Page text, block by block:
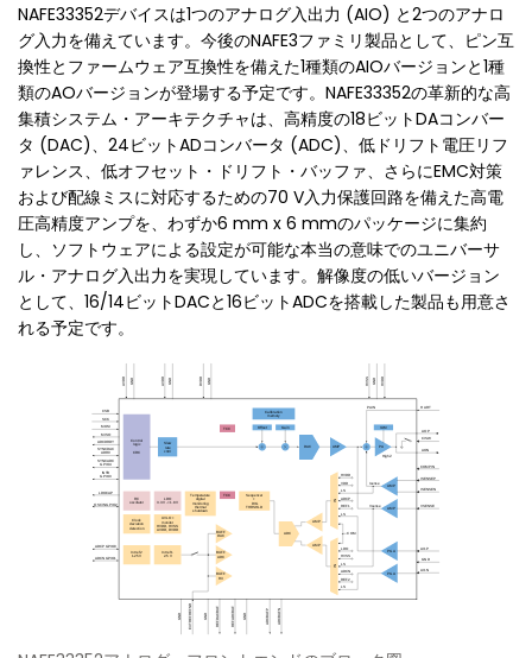
NAFE33352デバイスは1つのアナログ入出力 (AIO) と2つのアナロ
グ入力を備えています。今後のNAFE3ファミリ製品として、ピン互
換性とファームウェア互換性を備えた1種類のAIOバージョンと1種
類のAOバージョンが登場する予定です。NAFE33352の革新的な高
集積システム・アーキテクチャは、高精度の18ビットDAコンバー
タ (DAC)、24ビットADコンバータ (ADC)、低ドリフト電圧リフ
ァレンス、低オフセット・ドリフト・バッファ、さらにEMC対策
および配線ミスに対応するための70 V入力保護回路を備えた高電
圧高精度アンプを、わずか6 mm x 6 mmのパッケージに集約
し、ソフトウェアによる設定が可能な本当の意味でのユニバーサ
ル・アナログ入出力を実現しています。解像度の低いバージョン
として、16/14ビットDACと16ビットADCを搭載した製品も用意さ
れる予定です。